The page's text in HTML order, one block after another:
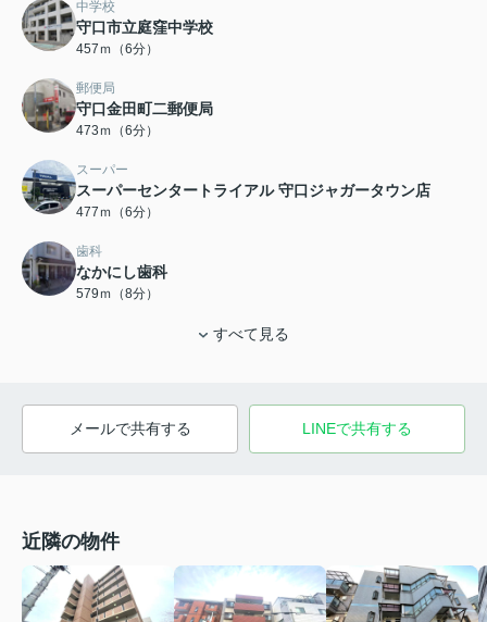
中学校
守口市立庭窪中学校
457ｍ（6分）
郵便局
守口金田町二郵便局
473ｍ（6分）
スーパー
スーパーセンタートライアル 守口ジャガータウン店
477ｍ（6分）
歯科
なかにし歯科
579ｍ（8分）
すべて見る
メールで共有する LINEで共有する
近隣の物件